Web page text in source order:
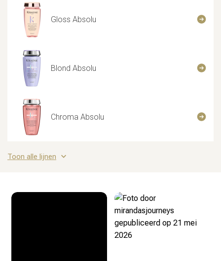
Gloss Absolu
Blond Absolu
Chroma Absolu
Toon alle lijnen